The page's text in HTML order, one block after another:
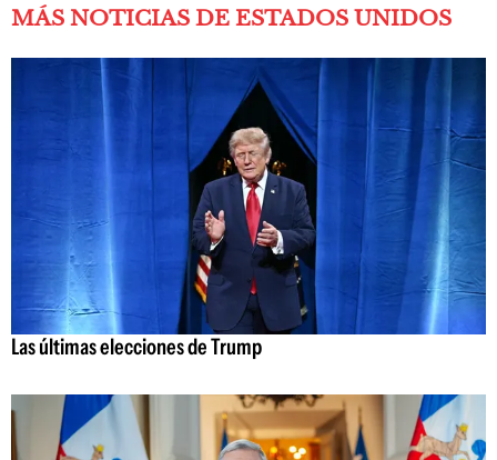
MÁS NOTICIAS DE ESTADOS UNIDOS
Las últimas elecciones de Trump